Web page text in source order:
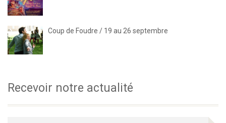
Coup de Foudre / 19 au 26 septembre
Recevoir notre actualité